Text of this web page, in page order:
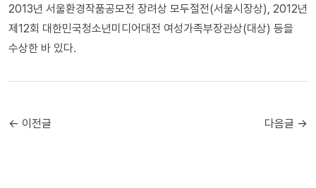
2013년 서울환경작품공모전 장려상 모두절전(서울시장상), 2012년
제12회 대한민국청소년미디어대전 여성가족부장관상(대상) 등을
수상한 바 있다.
← 이전글 다음글 →